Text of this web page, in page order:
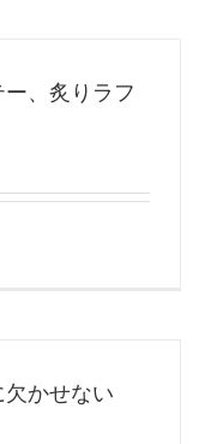
、炙りラフ
かせない